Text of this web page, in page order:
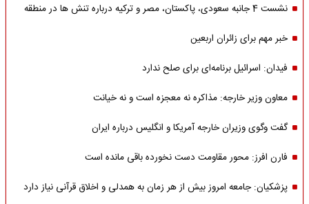
نشست 4 جانبه سعودی، پاکستان، مصر و ترکیه درباره تنش ها در منطقه
خبر مهم برای زائران اربعین
فیدان: اسرائیل برنامه‌ای برای صلح ندارد
معاون وزیر خارجه: مذاکره نه معجزه است و نه خیانت
گفت وگوی وزیران خارجه آمریکا و انگلیس درباره ایران
فارن افرز: محور مقاومت دست نخورده باقی مانده است
پزشکیان: جامعه امروز بیش از هر زمان به همدلی و اخلاق قرآنی نیاز دارد